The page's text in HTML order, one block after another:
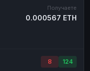
Получаете
0.000567 ETH
8 124